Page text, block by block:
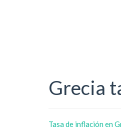
Grecia
Tasa de inflación en